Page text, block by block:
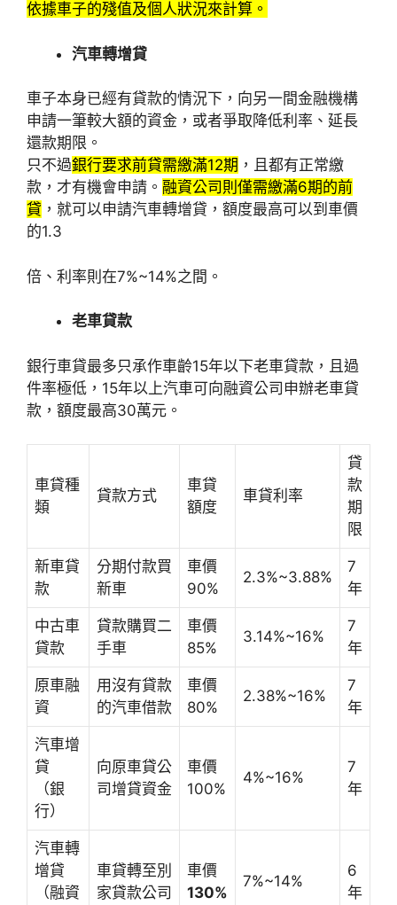
依據車子的殘值及個人狀況來計算。
汽車轉增貸
車子本身已經有貸款的情況下，向另一間金融機構
申請一筆較大額的資金，或者爭取降低利率、延長
還款期限。
只不過銀行要求前貸需繳滿12期 ，且都有正常繳
款，才有機會申請。 融資公司則僅需繳滿6期的前
貸 ，就可以申請汽車轉增貸，額度最高可以到車價
的1.3
倍、利率則在7%~14%之間。
老車貸款
銀行車貸最多只承作車齡15年以下老車貸款，且過
件率極低，15年以上汽車可向融資公司申辦老車貸
款，額度最高30萬元。
車貸種
類
貸款方式
車貸
額度
車貸利率
貸
款
期
限
新車貸
款
分期付款買
新車
車價
90%
2.3%~3.88%
7
年
中古車
貸款
貸款購買二
手車
車價
85%
3.14%~16%
7
年
原車融
資
用沒有貸款
的汽車借款
車價
80%
2.38%~16%
7
年
汽車增
貸
（銀
行）
向原車貸公
司增貸資金
車價
100%
4%~16%
7
年
汽車轉
增貸
（融資
車貸轉至別
家貸款公司
車價
130%
7%~14%
6
年